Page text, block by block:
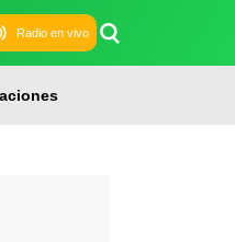
Radio en vivo